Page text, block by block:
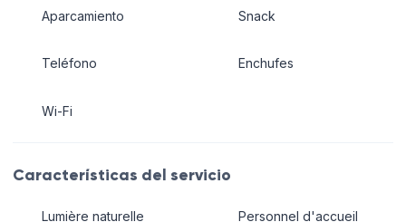
Aparcamiento
Teléfono
Wi-Fi
Snack
Enchufes
Características del servicio
Lumière naturelle Personnel d'accueil